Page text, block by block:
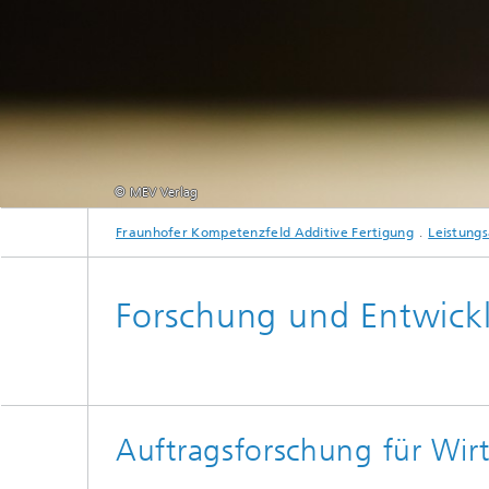
© MEV Verlag
Fraunhofer Kompetenzfeld Additive Fertigung
Forschung und
Auftragsforschung für